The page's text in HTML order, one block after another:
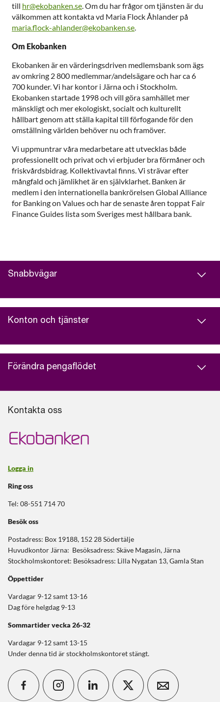
till hr@ekobanken.se . Om du har frågor om tjänsten är du
välkommen att kontakta vd Maria Flock Åhlander på
maria.flock-ahlander@ekobanken.se
Om Ekobanken
Ekobanken är en värderingsdriven medlemsbank som ägs
av omkring 2 800 medlemmar/andelsägare och har ca 6
700 kunder. Vi har kontor i Järna och i Stockholm.
Ekobanken startade 1998 och vill göra samhället mer
mänskligt och mer ekologiskt, socialt och kulturellt
hållbart genom att ställa kapital till förfogande för den
omställning världen behöver nu och framöver.
Vi uppmuntrar våra medarbetare att utvecklas både
professionellt och privat och vi erbjuder bra förmåner och
friskvårdsbidrag. Kollektivavtal finns. Vi strävar efter
mångfald och jämlikhet är en självklarhet. Banken är
medlem i den internationella bankrörelsen Global Alliance
for Banking on Values och har de senaste åren toppat Fair
Finance Guides lista som Sveriges mest hållbara bank.
Snabbvägar
Konton och tjänster
Förändra pengaflödet
Kontakta oss
Logga in
Ring oss
Tel: 08-551 714 70
Besök oss
Postadress: Box 19188, 152 28 Södertälje
Huvudkontor Järna: Besöksadress: Skäve Magasin, Järna
Stockholmskontoret: Besöksadress: Lilla Nygatan 13, Gamla Stan
Öppettider
Vardagar 9-12 samt 13-16
Dag före helgdag 9-13
Sommartidervecka 26-32
Vardagar 9-12 samt 13-15
Under denna tid är stockholmskontoret stängt.